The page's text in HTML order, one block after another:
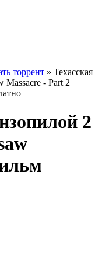
торрент » Техасская
Massacre - Part 2
2